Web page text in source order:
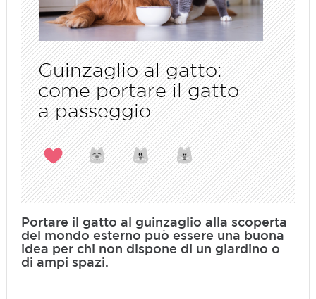
Guinzaglio al gatto:
come portare il gatto
a passeggio
Portare il gatto al guinzaglio alla scoperta
del mondo esterno può essere una buona
idea per chi non dispone di un giardino o
di ampi spazi.